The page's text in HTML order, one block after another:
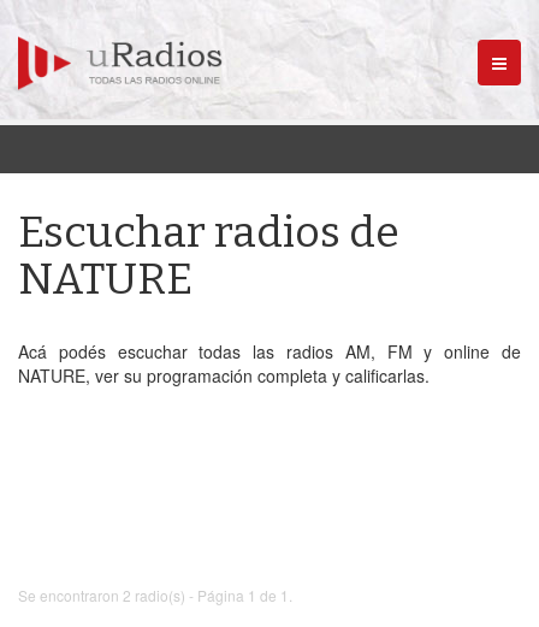
Menú
Escuchar radios de
NATURE
Acá podés escuchar todas las radios AM, FM y online de
NATURE, ver su programación completa y calificarlas.
Se encontraron 2 radio(s) - Página 1 de 1.